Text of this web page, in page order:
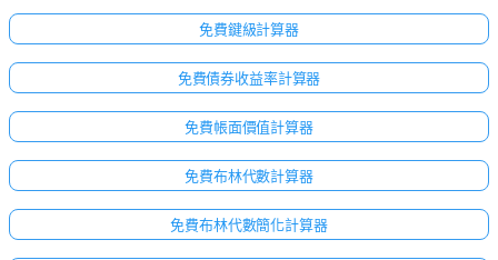
題
提
您
第
個
免費鍵級計算器
免費債券收益率計算器
免費帳面價值計算器
免費布林代數計算器
免費布林代數簡化計算器